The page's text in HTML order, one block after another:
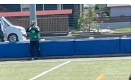
高校サッカー選手権茨城県大会準決
2024/12/28 返礼品の発送を行